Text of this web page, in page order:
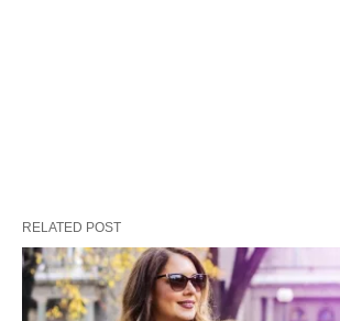
RELATED POST